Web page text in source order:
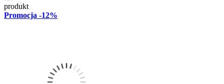
produkt
Promocja -12%